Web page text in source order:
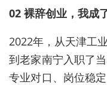
02 裸辞创业，我成
2022年，从天津工
到老家南宁入职了
专业对口、岗位稳